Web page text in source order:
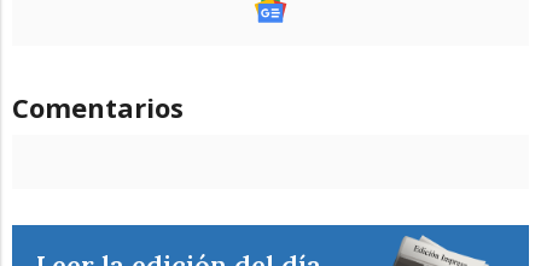
Comentarios